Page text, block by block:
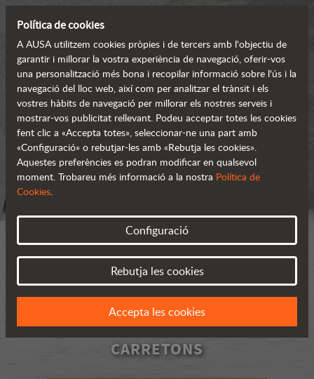
C151H
CARRETONS
Política de cookies
A AUSA utilitzem cookies pròpies i de tercers amb l'objectiu de
garantir i millorar la vostra experiència de navegació, oferir-vos
una personalització més bona i recopilar informació sobre l'ús i la
navegació del lloc web, així com per analitzar el trànsit i els
vostres hàbits de navegació per millorar els nostres serveis i
mostrar-vos publicitat rellevant. Podeu acceptar totes les cookies
fent clic a «Accepta totes», seleccionar-ne una part amb
«Configuració» o rebutjar-les amb «Rebutja les cookies».
Aquestes preferències es podran modificar en qualsevol
moment. Trobareu més informació a la nostra Política de
Cookies.
Configuració
Rebutja les cookies
Accepta les cookies